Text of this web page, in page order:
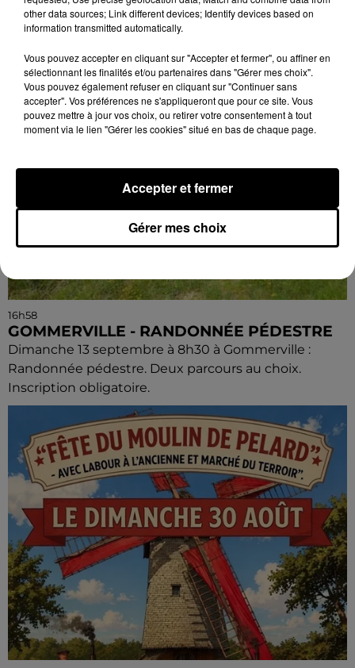
Cher) : « Soyez maudits ! » Les malédictions
déposées...
16h58
GOMMERVILLE - RANDONNÉE PÉDESTRE
Dimanche 13 septembre à 8h30 à Gommerville :
Randonnée pédestre. Deux parcours au choix.
Inscription obligatoire.
other data sources; Link different devices; Identify devices based on
information transmitted automatically.
Vous pouvez accepter en cliquant sur "Accepter et fermer", ou affiner en
sélectionnant les finalités et/ou partenaires dans "Gérer mes choix".
Vous pouvez également refuser en cliquant sur "Continuer sans
accepter". Vos préférences ne s'appliqueront que pour ce site. Vous
pouvez mettre à jour vos choix, ou retirer votre consentement à tout
moment via le lien "Gérer les cookies" situé en bas de chaque page.
Gérer mes choix
Accepter et fermer